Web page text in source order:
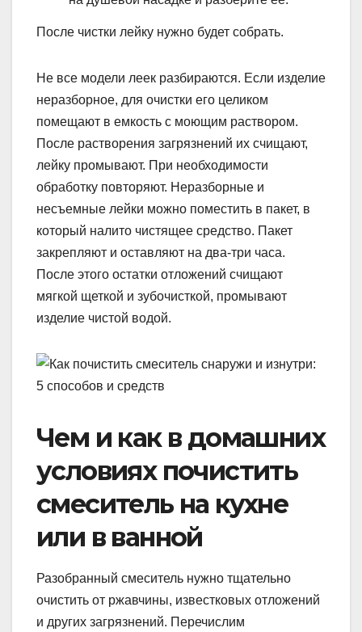
После чистки лейку нужно будет собрать.
Не все модели леек разбираются. Если изделие
неразборное, для очистки его целиком
помещают в емкость с моющим раствором.
После растворения загрязнений их счищают,
лейку промывают. При необходимости
обработку повторяют. Неразборные и
несъемные лейки можно поместить в пакет, в
который налито чистящее средство. Пакет
закрепляют и оставляют на два-три часа.
После этого остатки отложений счищают
мягкой щеткой и зубочисткой, промывают
изделие чистой водой.
Чем и как в домашних
условиях почистить
смеситель на кухне
или в ванной
Разобранный смеситель нужно тщательно
очистить от ржавчины, известковых отложений
и других загрязнений. Перечислим